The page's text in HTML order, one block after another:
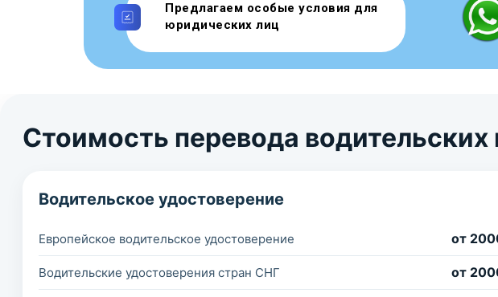
Предлагаем особые условия для
юридических лиц
Стоимость перевода
Водительское удостоверение
Европейское водительское удостоверение от
Водительские удостоверения стран СНГ от